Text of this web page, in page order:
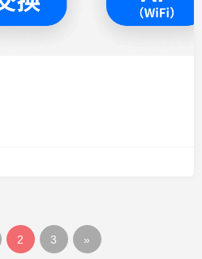
2 3 »